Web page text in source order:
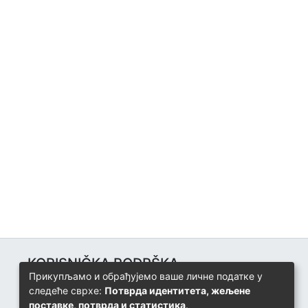
KORISNIČKA PODRŠKA
Univerzitetski računarski centar
+387 57 320 140
Прикупљамо и обрађујемо ваше личне податке у
следеће сврхе: Потврда идентитета, жељене
поставке, потврда и статистика.